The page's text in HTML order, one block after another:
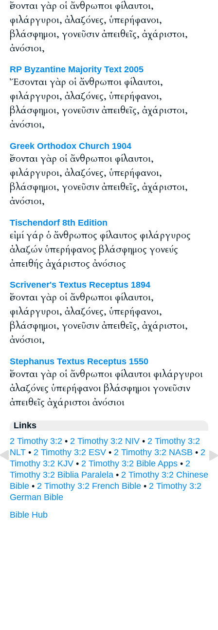
ἔσονται γὰρ οἱ ἄνθρωποι φίλαυτοι,
φιλάργυροι, ἀλαζόνες, ὑπερήφανοι,
βλάσφημοι, γονεῦσιν ἀπειθεῖς, ἀχάριστοι,
ἀνόσιοι,
RP Byzantine Majority Text 2005
Ἔσονται γὰρ οἱ ἄνθρωποι φίλαυτοι,
φιλάργυροι, ἀλαζόνες, ὑπερήφανοι,
βλάσφημοι, γονεῦσιν ἀπειθεῖς, ἀχάριστοι,
ἀνόσιοι,
Greek Orthodox Church 1904
ἔσονται γὰρ οἱ ἄνθρωποι φίλαυτοι,
φιλάργυροι, ἀλαζόνες, ὑπερήφανοι,
βλάσφημοι, γονεῦσιν ἀπειθεῖς, ἀχάριστοι,
ἀνόσιοι,
Tischendorf 8th Edition
εἰμί γάρ ὁ ἄνθρωπος φίλαυτος φιλάργυρος
ἀλαζών ὑπερήφανος βλάσφημος γονεύς
ἀπειθής ἀχάριστος ἀνόσιος
Scrivener's Textus Receptus 1894
ἔσονται γὰρ οἱ ἄνθρωποι φίλαυτοι,
φιλάργυροι, ἀλαζόνες, ὑπερήφανοι,
βλάσφημοι, γονεῦσιν ἀπειθεῖς, ἀχάριστοι,
ἀνόσιοι,
Stephanus Textus Receptus 1550
ἔσονται γὰρ οἱ ἄνθρωποι φίλαυτοι φιλάργυροι
ἀλαζόνες ὑπερήφανοι βλάσφημοι γονεῦσιν
ἀπειθεῖς ἀχάριστοι ἀνόσιοι
Links
2 Timothy 3:2 • 2 Timothy 3:2 NIV • 2 Timothy 3:2
NLT • 2 Timothy 3:2 ESV • 2 Timothy 3:2 NASB • 2
Timothy 3:2 KJV • 2 Timothy 3:2 Bible Apps • 2
Timothy 3:2 Biblia Paralela • 2 Timothy 3:2 Chinese
Bible • 2 Timothy 3:2 French Bible • 2 Timothy 3:2
German Bible
Bible Hub